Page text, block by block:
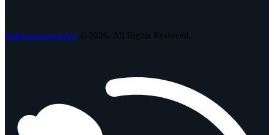
Købmandsgaarden © 2026. All Rights Reserved.